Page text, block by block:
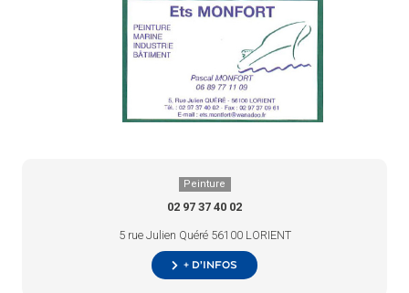
Peinture
02 97 37 40 02
5 rue Julien Quéré 56100 LORIENT
+ d’infos